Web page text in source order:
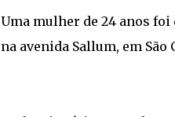
Uma mulher de 24 anos
na avenida Sallum, em São